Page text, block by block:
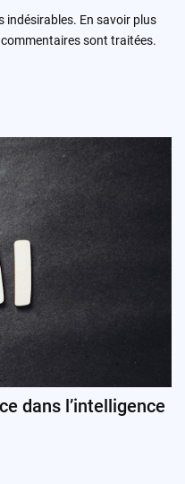
indésirables. En savoir plus
sont traitées.
dans l’intelligence